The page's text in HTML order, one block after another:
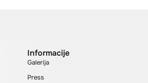
Informacije
Galerija
Press